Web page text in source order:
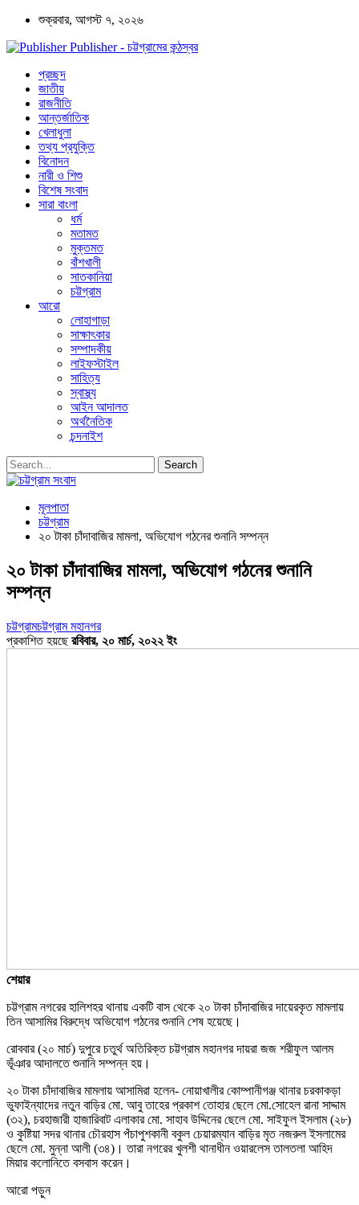
শুক্রবার, আগস্ট ৭, ২০২৬
Publisher - চট্টগ্রামের কন্ঠস্বর
প্রচ্ছদ
জাতীয়
রাজনীতি
আন্তর্জাতিক
খেলাধুলা
তথ্য প্রযুক্তি
বিনোদন
নারী ও শিশু
বিশেষ সংবাদ
সারা বাংলা
ধর্ম
মতামত
মুক্তমত
বাঁশখালী
সাতকানিয়া
চট্টগ্রাম
আরো
লোহাগাড়া
সাক্ষাৎকার
সম্পাদকীয়
লাইফস্টাইল
সাহিত্য
স্বাস্থ্য
আইন আদালত
অর্থনৈতিক
চন্দনাইশ
মূলপাতা
চট্টগ্রাম
২০ টাকা চাঁদাবাজির মামলা, অভিযোগ গঠনের শুনানি সম্পন্ন
২০ টাকা চাঁদাবাজির মামলা, অভিযোগ গঠনের শুনানি
সম্পন্ন
চট্টগ্রামচট্টগ্রাম মহানগর
প্রকাশিত হয়ছেরবিবার, ২০ মার্চ, ২০২২ ইং
শেয়ার
চট্টগ্রাম নগরের হালিশহর থানায় একটি বাস থেকে ২০ টাকা চাঁদাবাজির দায়েরকৃত মামলায়
তিন আসামির বিরুদ্ধে অভিযোগ গঠনের শুনানি শেষ হয়েছে।
রোববার (২০ মার্চ) দুপুরে চতুর্থ অতিরিক্ত চট্টগ্রাম মহানগর দায়রা জজ শরীফুল আলম
ভূঁঞার আদালতে শুনানি সম্পন্ন হয়।
২০ টাকা চাঁদাবাজির মামলায় আসামিরা হলেন- নোয়াখালীর কোম্পানীগঞ্জ থানার চরকাকড়া
ভুফাইন্যাদের নতুন বাড়ির মো. আবু তাহের প্রকাশ তোহার ছেলে মো.সোহেল রানা সাদ্দাম
(৩২), চরহাজারী হাজারিবাট এলাকার মো. সাহাব উদ্দিনের ছেলে মো. সাইফুল ইসলাম (২৮)
ও কুষ্টিয়া সদর থানার চৌরহাস পঁচাপুশকানী বকুল চেয়ারম্যান বাড়ির মৃত নজরুল ইসলামের
ছেলে মো. মুন্না আলী (৩৪)। তারা নগরের খুলশী থানাধীন ওয়ারলেস তালতলা আহিদ
মিয়ার কলোনিতে বসবাস করেন।
আরো পড়ুন